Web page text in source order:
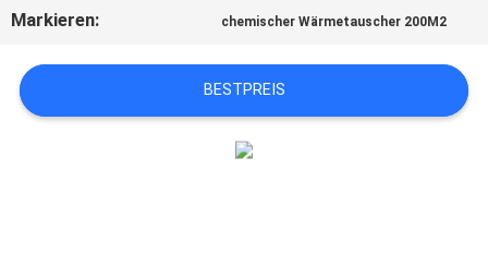
SITEMAP
DATENSCHUTZERKLÄRUNG
Markieren: chemischer Wärmetauscher 200M2
BESTPREIS